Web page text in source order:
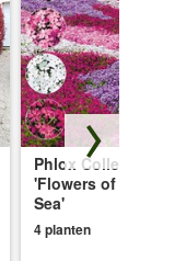
Phlox Collectie
'Flowers of the
Sea'
4 planten